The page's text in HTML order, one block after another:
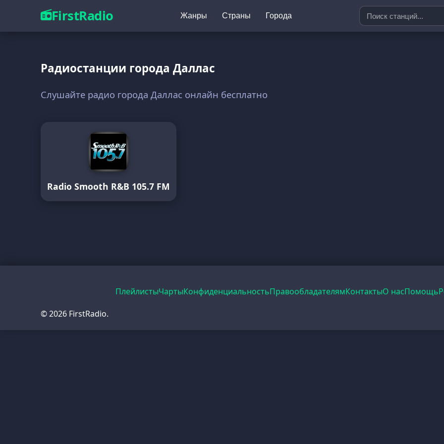
FirstRadio Жанры Страны Города
Радиостанции города Даллас
Слушайте радио города Даллас онлайн бесплатно
Radio Smooth R&B 105.7 FM
ПлейлистыЧартыКонфиденциальностьПравообладателямКонтактыО насПомощь
© 2026 FirstRadio.